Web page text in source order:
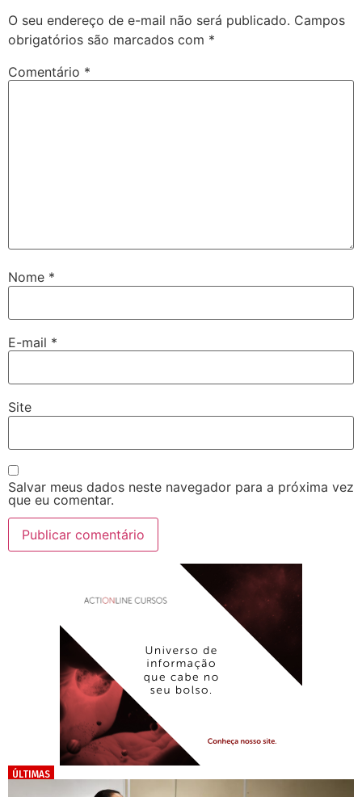
O seu endereço de e-mail não será publicado. Campos
obrigatórios são marcados com *
Comentário *
Nome *
E-mail *
Site
Salvar meus dados neste navegador para a próxima vez
que eu comentar.
ÚLTIMAS